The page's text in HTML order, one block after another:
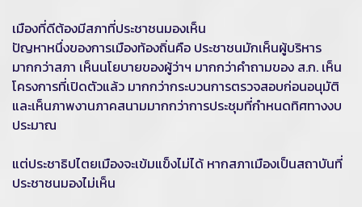
เมืองที่ดีต้องมีสภาที่ประชาชนมองเห็น
ปัญหาหนึ่งของการเมืองท้องถิ่นคือ ประชาชนมักเห็นผู้บริหาร
มากกว่าสภา เห็นนโยบายของผู้ว่าฯ มากกว่าคำถามของ ส.ก. เห็น
โครงการที่เปิดตัวแล้ว มากกว่ากระบวนการตรวจสอบก่อนอนุมัติ
และเห็นภาพงานภาคสนามมากกว่าการประชุมที่กำหนดทิศทางงบ
ประมาณ
แต่ประชาธิปไตยเมืองจะเข้มแข็งไม่ได้ หากสภาเมืองเป็นสถาบันที่
ประชาชนมองไม่เห็น